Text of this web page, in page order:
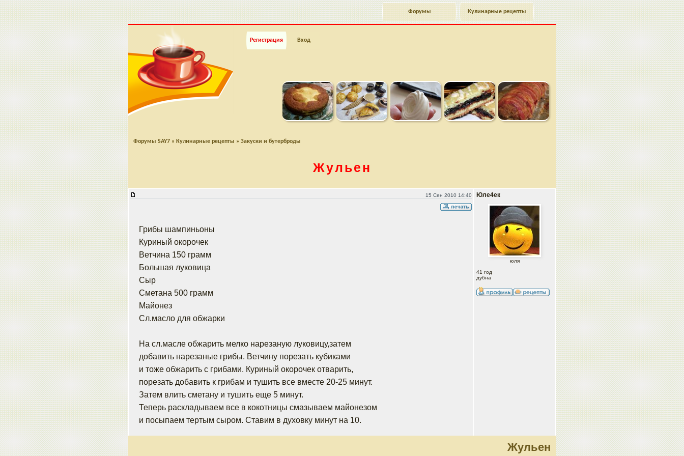
Кулинарные рецепты
Форумы
Регистрация Вход
Форумы SAY7 » Кулинарные рецепты » Закуски и бутерброды
Жульен
15 Сен 2010 14:40 Юле4ек
юля
41 год
дубна
Грибы шампиньоны
Куриный окорочек
Ветчина 150 грамм
Большая луковица
Сыр
Сметана 500 грамм
Майонез
Сл.масло для обжарки
На сл.масле обжарить мелко нарезаную луковицу,затем
добавить нарезаные грибы. Ветчину порезать кубиками
и тоже обжарить с грибами. Куриный окорочек отварить,
порезать добавить к грибам и тушить все вместе 20-25 минут.
Затем влить сметану и тушить еще 5 минут.
Теперь раскладываем все в кокотницы смазываем майонезом
и посыпаем тертым сыром. Ставим в духовку минут на 10.
Жульен